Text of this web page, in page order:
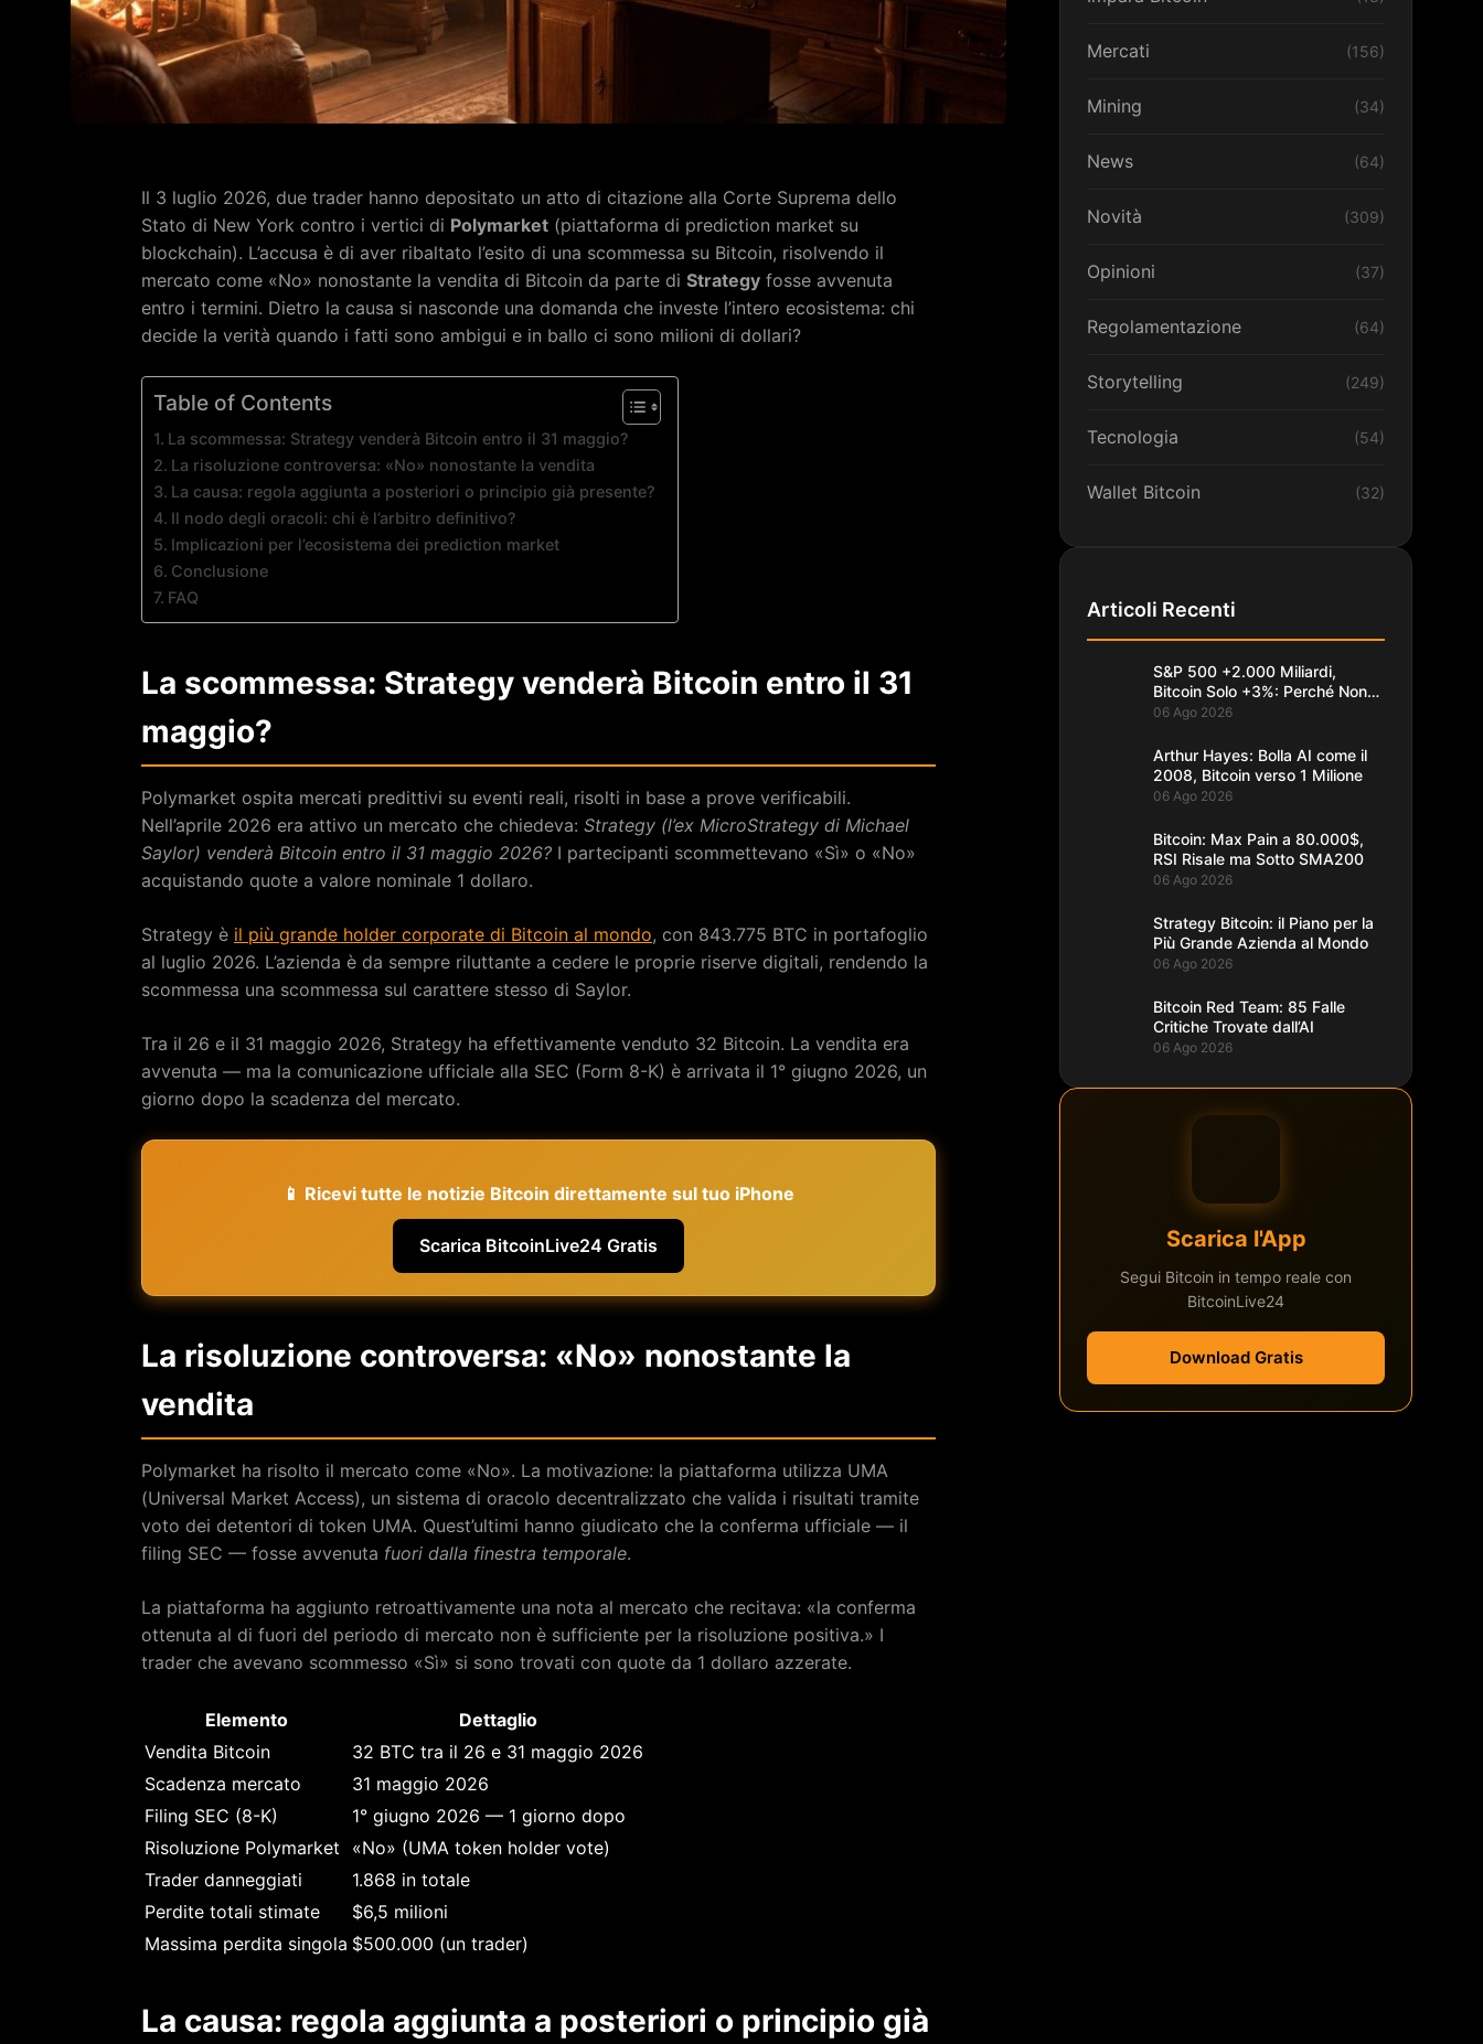
Il 3 luglio 2026, due trader hanno depositato un atto di citazione alla Corte Suprema dello
Stato di New York contro i vertici di Polymarket (piattaforma di prediction market su
blockchain). L’accusa è di aver ribaltato l’esito di una scommessa su Bitcoin, risolvendo il
mercato come «No» nonostante la vendita di Bitcoin da parte di Strategy fosse avvenuta
entro i termini. Dietro la causa si nasconde una domanda che investe l’intero ecosistema: chi
decide la verità quando i fatti sono ambigui e in ballo ci sono milioni di dollari?
Table of Contents
La scommessa: Strategy venderà Bitcoin entro il 31 maggio?
La risoluzione controversa: «No» nonostante la vendita
La causa: regola aggiunta a posteriori o principio già presente?
Il nodo degli oracoli: chi è l’arbitro definitivo?
Implicazioni per l’ecosistema dei prediction market
Conclusione
FAQ
La scommessa: Strategy venderà Bitcoin entro il 31
maggio?
Polymarket ospita mercati predittivi su eventi reali, risolti in base a prove verificabili.
Nell’aprile 2026 era attivo un mercato che chiedeva: Strategy (l’ex MicroStrategy di Michael
Saylor) venderà Bitcoin entro il 31 maggio 2026? I partecipanti scommettevano «Sì» o «No»
acquistando quote a valore nominale 1 dollaro.
Strategy è il più grande holder corporate di Bitcoin al mondo, con 843.775 BTC in portafoglio
al luglio 2026. L’azienda è da sempre riluttante a cedere le proprie riserve digitali, rendendo la
scommessa una scommessa sul carattere stesso di Saylor.
Tra il 26 e il 31 maggio 2026, Strategy ha effettivamente venduto 32 Bitcoin. La vendita era
avvenuta — ma la comunicazione ufficiale alla SEC (Form 8-K) è arrivata il 1° giugno 2026, un
giorno dopo la scadenza del mercato.
📱 Ricevi tutte le notizie Bitcoin direttamente sul tuo iPhone
Scarica BitcoinLive24 Gratis
La risoluzione controversa: «No» nonostante la
vendita
Polymarket ha risolto il mercato come «No». La motivazione: la piattaforma utilizza UMA
(Universal Market Access), un sistema di oracolo decentralizzato che valida i risultati tramite
voto dei detentori di token UMA. Quest’ultimi hanno giudicato che la conferma ufficiale — il
filing SEC — fosse avvenuta fuori dalla finestra temporale.
La piattaforma ha aggiunto retroattivamente una nota al mercato che recitava: «la conferma
ottenuta al di fuori del periodo di mercato non è sufficiente per la risoluzione positiva.» I
trader che avevano scommesso «Sì» si sono trovati con quote da 1 dollaro azzerate.
Elemento
Dettaglio
Vendita Bitcoin
32 BTC tra il 26 e 31 maggio 2026
Scadenza mercato
31 maggio 2026
Filing SEC (8-K)
1° giugno 2026 — 1 giorno dopo
Risoluzione Polymarket
«No» (UMA token holder vote)
Trader danneggiati
1.868 in totale
Perdite totali stimate
$6,5 milioni
Massima perdita singola $500.000 (un trader)
La causa: regola aggiunta a posteriori o principio già
Mercati (156)
Mining (34)
News (64)
Novità (309)
Opinioni (37)
Regolamentazione (64)
Storytelling (249)
Tecnologia (54)
Wallet Bitcoin (32)
Articoli Recenti
S&P 500 +2.000 Miliardi,
Bitcoin Solo +3%: Perché Non
Segue
06 Ago 2026
Arthur Hayes: Bolla AI come il
2008, Bitcoin verso 1 Milione
06 Ago 2026
Bitcoin: Max Pain a 80.000$,
RSI Risale ma Sotto SMA200
06 Ago 2026
Strategy Bitcoin: il Piano per la
Più Grande Azienda al Mondo
06 Ago 2026
Bitcoin Red Team: 85 Falle
Critiche Trovate dall’AI
06 Ago 2026
Scarica l'App
Segui Bitcoin in tempo reale con
BitcoinLive24
Download Gratis